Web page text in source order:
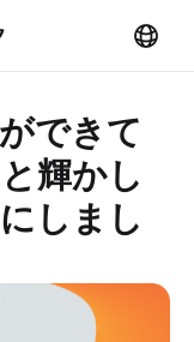
できて
輝かし
しまし